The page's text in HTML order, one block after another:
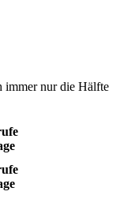
immer nur die Hälfte